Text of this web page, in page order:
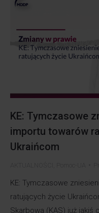
KE: Tymczasowe
importu towarów
Ukraińcom
KE: Tymczasowe
ratujących życie
Skarbowa (KAS) już